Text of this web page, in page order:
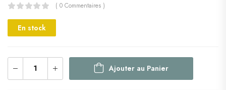
( 0 Commentaires )
En stock
Ajouter au Panier